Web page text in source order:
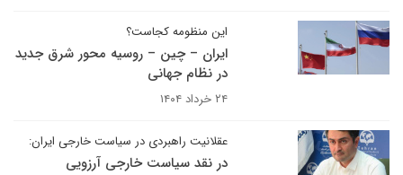
این منظومه کجاست؟
ایران – چین – روسیه محور شرق جدید
در نظام جهانی
۲۴ خرداد ۱۴۰۴
عقلانیت راهبردی در سیاست خارجی ایران:
در نقد سیاست خارجی آرزویی